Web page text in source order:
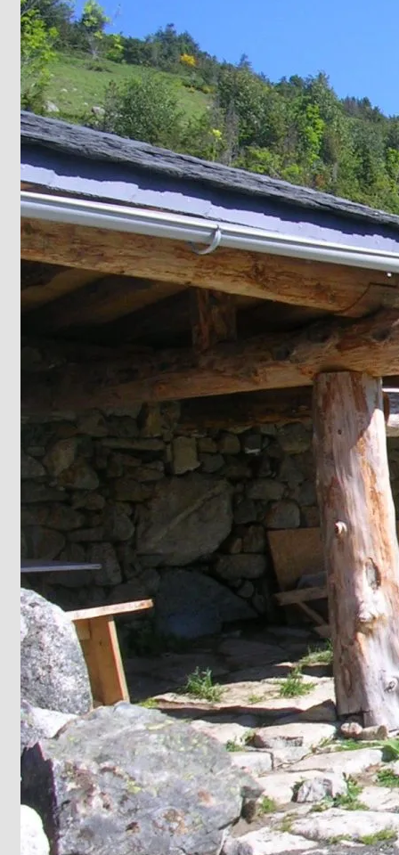
CAUSE
MÉTÉO